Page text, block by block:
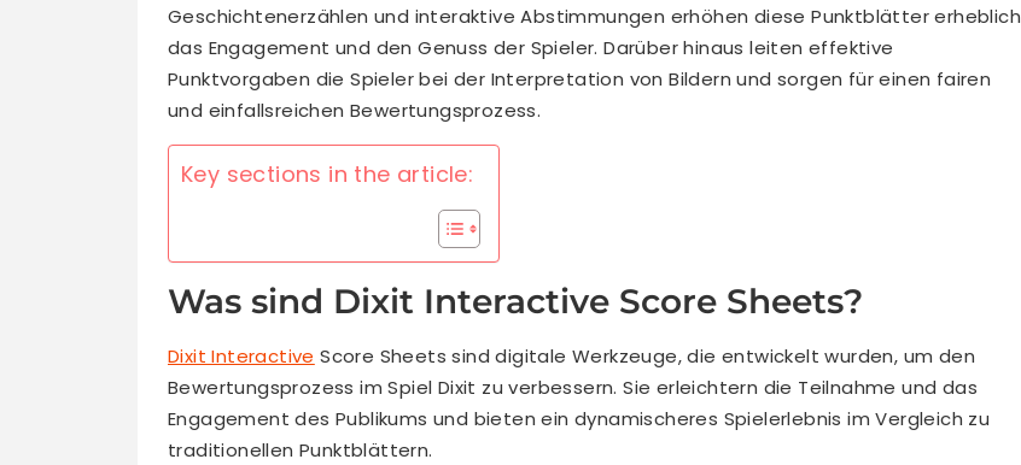
Geschichtenerzählen und interaktive Abstimmungen erhöhen diese Punktblätter erheblich
das Engagement und den Genuss der Spieler. Darüber hinaus leiten effektive
Punktvorgaben die Spieler bei der Interpretation von Bildern und sorgen für einen fairen
und einfallsreichen Bewertungsprozess.
Key sections in the article:
Was sind Dixit Interactive Score Sheets?
Dixit Interactive Score Sheets sind digitale Werkzeuge, die entwickelt wurden, um den
Bewertungsprozess im Spiel Dixit zu verbessern. Sie erleichtern die Teilnahme und das
Engagement des Publikums und bieten ein dynamischeres Spielerlebnis im Vergleich zu
traditionellen Punktblättern.